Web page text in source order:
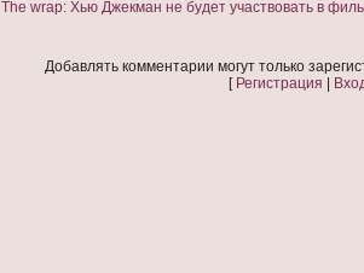
The wrap: Хью Джекман не будет участвовать в
Добавлять комментарии могут только
[ Регистрация